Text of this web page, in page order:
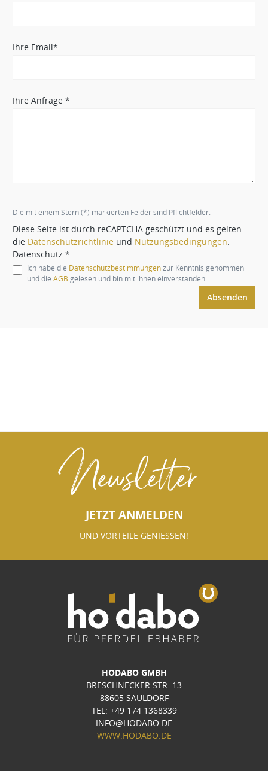
Ihre Email*
Ihre Anfrage *
Die mit einem Stern (*) markierten Felder sind Pflichtfelder.
Diese Seite ist durch reCAPTCHA geschützt und es gelten
die Datenschutzrichtlinie und Nutzungsbedingungen
Datenschutz *
Ich habe die Datenschutzbestimmungenzur Kenntnis genommen
und die AGB gelesen und bin mit ihnen einverstanden.
Absenden
Newsletter
JETZT ANMELDEN
UND VORTEILE GENIESSEN!
HODABO GMBH
BRESCHNECKER STR. 13
88605 SAULDORF
TEL: +49 174 1368339
INFO@HODABO.DE
WWW.HODABO.DE